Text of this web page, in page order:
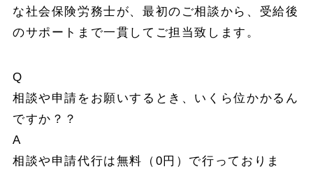
な社会保険労務士が、最初のご相談から、受給後
のサポートまで一貫してご担当致します。
Q
相談や申請をお願いするとき、いくら位かかるん
ですか？？
A
相談や申請代行は無料（0円）で行っておりま